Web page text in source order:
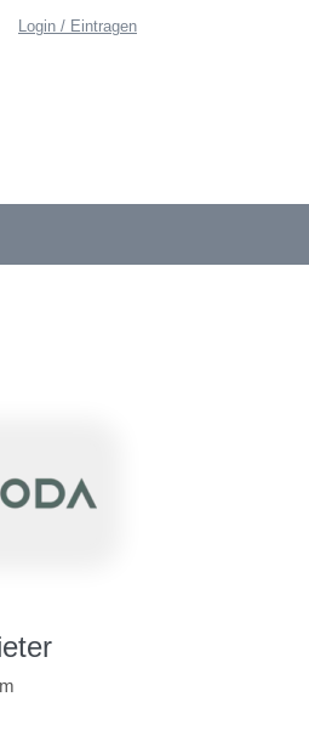
Login / Eintragen